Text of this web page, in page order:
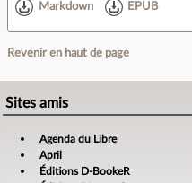
Markdown EPUB
Revenir en haut de page
Sites amis
Agenda du Libre
April
Éditions D-BookeR